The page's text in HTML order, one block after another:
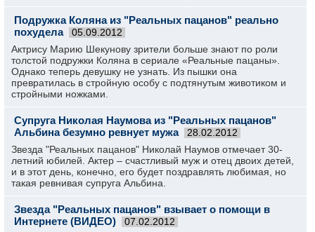
Подружка Коляна из "Реальных пацанов" реально
похудела
05.09.2012
Актрису Марию Шекунову зрители больше знают по роли
толстой подружки Коляна в сериале «Реальные пацаны».
Однако теперь девушку не узнать. Из пышки она
превратилась в стройную особу с подтянутым животиком и
стройными ножками.
Супруга Николая Наумова из "Реальных пацанов"
Альбина безумно ревнует мужа
28.02.2012
Звезда "Реальных пацанов" Николай Наумов отмечает 30-
летний юбилей. Актер – счастливый муж и отец двоих детей,
и в этот день, конечно, его будет поздравлять любимая, но
такая ревнивая супруга Альбина.
Звезда "Реальных пацанов" взывает о помощи в
Интернете (ВИДЕО)
07.02.2012